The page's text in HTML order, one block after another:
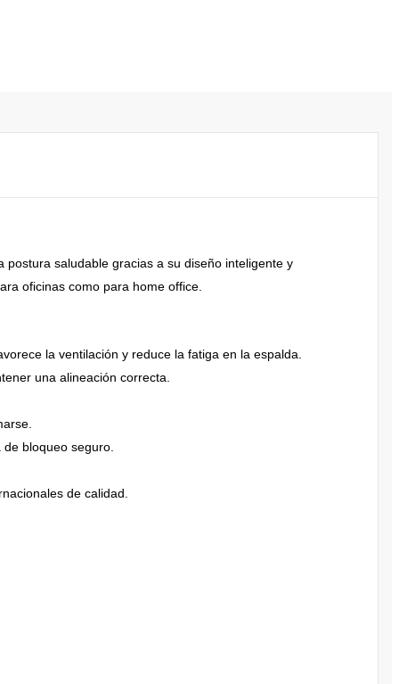
saludable gracias a su diseño inteligente y
oficinas como para home office.
la ventilación y reduce la fatiga en la espalda.
una alineación correcta.
bloqueo seguro.
de calidad.